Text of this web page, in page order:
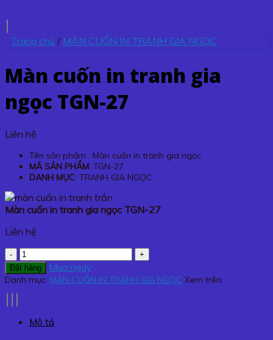
Trang chủ / MÀN CUỐN IN TRANH GIA NGỌC
Màn cuốn in tranh gia
ngọc TGN-27
Liên hệ
Tên sản phẩm : Màn cuốn in tranh gia ngọc
MÃ SẢN PHẨM: TGN-27
DANH MỤC: TRANH GIA NGỌC
Màn cuốn in tranh gia ngọc TGN-27
Liên hệ
Màn
cuốn
in
TGN-
Đặt hàng Mua ngay
Danh mục: MÀN CUỐN IN TRANH GIA NGỌC Xem trên:
Mô tả